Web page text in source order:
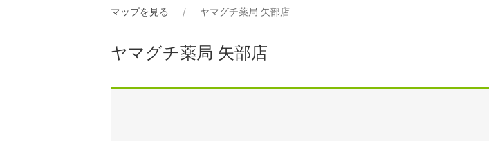
マップを見る ヤマグチ薬局 矢部店
ヤマグチ薬局 矢部店